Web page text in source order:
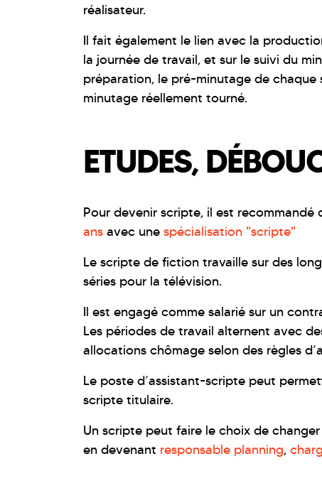
réalisateur.
Il fait également le lien avec la
la journée de travail, et sur le suivi du
préparation, le pré-minutage de
minutage réellement tourné.
ETUDES,
Pour devenir scripte, il est recommandé
ans avec une spécialisation "scripte"
Le scripte de fiction travaille sur des
séries pour la télévision.
Il est engagé comme salarié sur un
Les périodes de travail alternent avec
allocations chômage selon des règles
Le poste d’assistant-scripte peut
scripte titulaire.
Un scripte peut faire le choix de
en devenant responsable planning,